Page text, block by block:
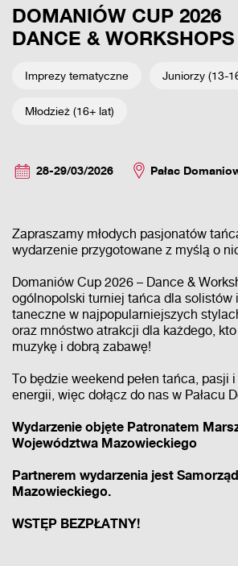
DOMANIÓW CUP 2026
DANCE & WORKSHOPS
Imprezy tematyczne Juniorzy (13-
Młodzież (16+ lat)
28-29/03/2026 Pałac
Zapraszamy młodych pasjonatów
wydarzenie przygotowane z myślą o
Domaniów Cup 2026 – Dance &
ogólnopolski turniej tańca dla solistów
taneczne w najpopularniejszych
oraz mnóstwo atrakcji dla każdego,
muzykę i dobrą zabawę!
To będzie weekend pełen tańca, pasji
energii, więc dołącz do nas w Pałacu
Wydarzenie objęte Patronatem
Województwa Mazowieckiego
Partnerem wydarzenia jest
Mazowieckiego.
WSTĘP BEZPŁATNY!